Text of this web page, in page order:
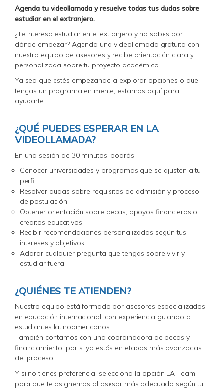
Agenda tu videollamada y resuelve todas tus dudas sobre
estudiar en el extranjero.
¿Te interesa estudiar en el extranjero y no sabes por
dónde empezar? Agenda una videollamada gratuita con
nuestro equipo de asesores y recibe orientación clara y
personalizada sobre tu proyecto académico.
Ya sea que estés empezando a explorar opciones o que
tengas un programa en mente, estamos aquí para
ayudarte.
¿QUÉ PUEDES ESPERAR EN LA
VIDEOLLAMADA?
En una sesión de 30 minutos, podrás:
Conocer universidades y programas que se ajusten a tu
perfil
Resolver dudas sobre requisitos de admisión y proceso
de postulación
Obtener orientación sobre becas, apoyos financieros o
créditos educativos
Recibir recomendaciones personalizadas según tus
intereses y objetivos
Aclarar cualquier pregunta que tengas sobre vivir y
estudiar fuera
¿QUIÉNES TE ATIENDEN?
Nuestro equipo está formado por asesores especializados
en educación internacional, con experiencia guiando a
estudiantes latinoamericanos.
También contamos con una coordinadora de becas y
financiamiento, por si ya estás en etapas más avanzadas
del proceso.
Y si no tienes preferencia, selecciona la opción LA Team
para que te asignemos al asesor más adecuado según tu